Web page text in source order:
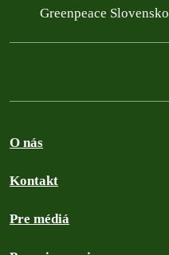
Greenpeace Slovensko
O nás
Kontakt
Pre médiá